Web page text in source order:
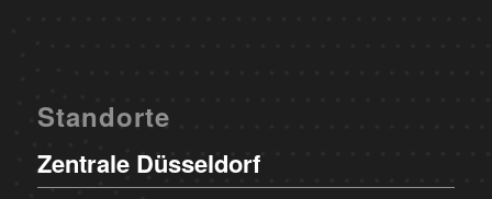
Standorte
Zentrale Düsseldorf